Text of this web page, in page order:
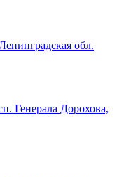
обл.
Генерала Дорохова,